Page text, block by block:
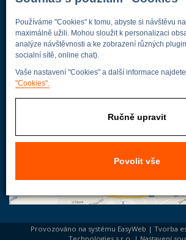
Používáme "Cookies" k tomu, abyste si návštěvu
maximálně užili. Mohou sloužit k personalizaci
analýze návštěvnosti a ke zobrazení různých
socialní sítě, online chat).
Vaše nastavení "Cookies" a další informace
"Cookies".
Ručně upravit
Povolit vše
Adresa firmy
Provozováno na systému EasyWeb | Tvorba